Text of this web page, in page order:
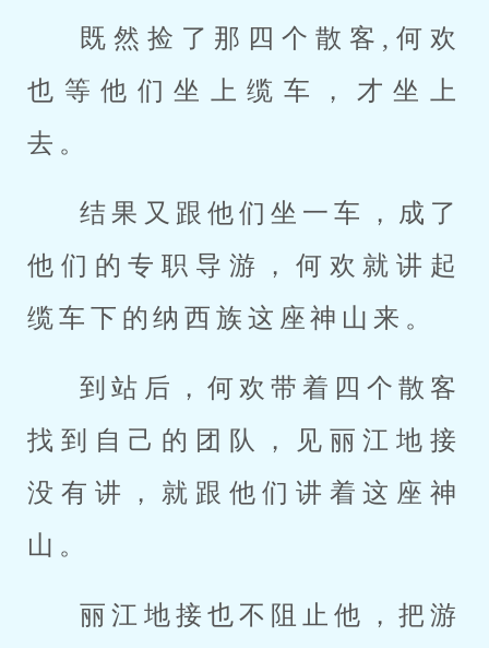
既然捡了那四个散客,何欢
也等他们坐上缆车，才坐上
去。
结果又跟他们坐一车，成了
他们的专职导游，何欢就讲起
缆车下的纳西族这座神山来。
到站后，何欢带着四个散客
找到自己的团队，见丽江地接
没有讲，就跟他们讲着这座神
山。
丽江地接也不阻止他，把游